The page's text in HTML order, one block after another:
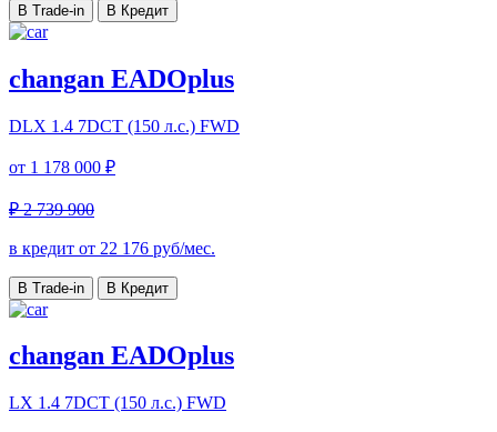
В Trade-in В Кредит
changan EADOplus
DLX 1.4 7DCT (150 л.с.) FWD
от 1 178 000 ₽
₽ 2 739 900
в кредит от 22 176 руб/мес.
В Trade-in В Кредит
changan EADOplus
LX 1.4 7DCT (150 л.с.) FWD